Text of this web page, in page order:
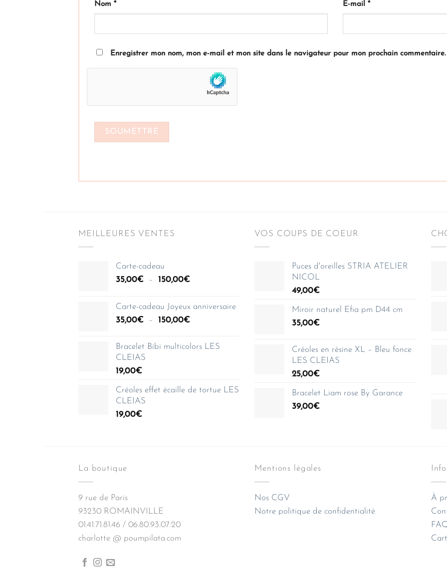
Nom * E-mail *
Enregistrer mon nom, mon e-mail et mon site dans le navigateur pour mon prochain commentaire.
MEILLEURES VENTES
Carte-cadeau
35,00€ – 150,00€Plage
à
Carte-cadeau Joyeux anniversaire
35,00€ – 150,00€Plage
prix :
Bracelet Bibi multicolors LES
CLEIAS
19,00€
Créoles effet écaille de tortue LES
CLEIAS
19,00€
VOS COUPS DE COEUR
Puces d'oreilles STRIA ATELIER
NICOL
49,00€
Miroir naturel Efia pm D44 cm
35,00€
Créoles en résine XL – Bleu fonce
LES CLEIAS
25,00€
Bracelet Liam rose By Garance
39,00€
La boutique
9 rue de Paris
93230 ROMAINVILLE
01.41.71.81.46 / 06.80.93.07.20
charlotte @ poumpilata.com
Mentions légales
Nos CGV
Notre politique de confidentialité
À